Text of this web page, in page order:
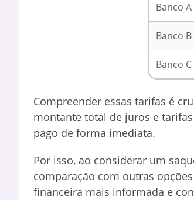
Banco A
Banco B
Banco C
Compreender essas tarifas é
montante total de juros e
pago de forma imediata.
Por isso, ao considerar um
comparação com outras
financeira mais informada e